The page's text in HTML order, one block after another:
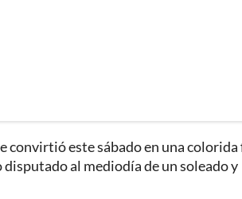
convirtió este sábado en una colorida
al mediodía de un soleado y